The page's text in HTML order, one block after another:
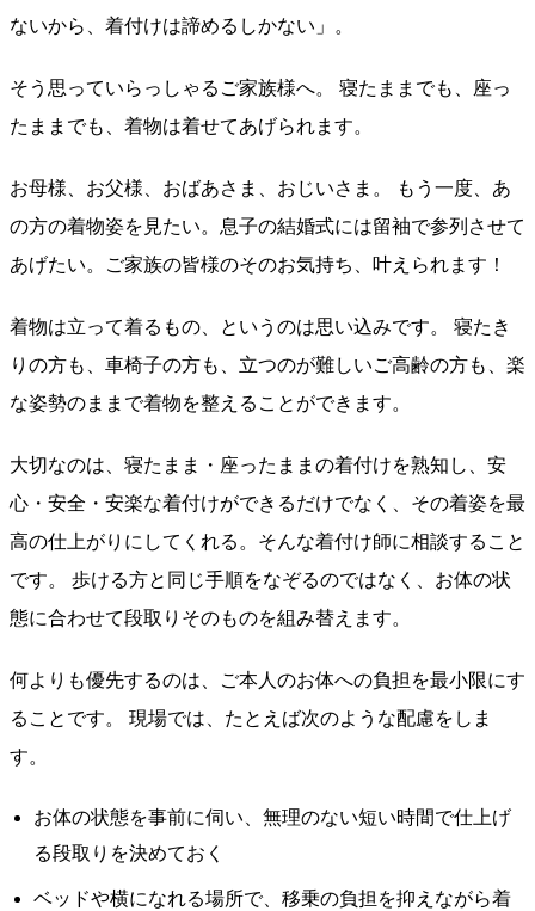
ないから、着付けは諦めるしかない」。
そう思っていらっしゃるご家族様へ。 寝たままでも、座っ
たままでも、着物は着せてあげられます。
お母様、お父様、おばあさま、おじいさま。 もう一度、あ
の方の着物姿を見たい。息子の結婚式には留袖で参列させて
あげたい。ご家族の皆様のそのお気持ち、叶えられます！
着物は立って着るもの、というのは思い込みです。 寝たき
りの方も、車椅子の方も、立つのが難しいご高齢の方も、楽
な姿勢のままで着物を整えることができます。
大切なのは、寝たまま・座ったままの着付けを熟知し、安
心・安全・安楽な着付けができるだけでなく、その着姿を最
高の仕上がりにしてくれる。そんな着付け師に相談すること
です。 歩ける方と同じ手順をなぞるのではなく、お体の状
態に合わせて段取りそのものを組み替えます。
何よりも優先するのは、ご本人のお体への負担を最小限にす
ることです。 現場では、たとえば次のような配慮をしま
す。
お体の状態を事前に伺い、無理のない短い時間で仕上げ
る段取りを決めておく
ベッドや横になれる場所で、移乗の負担を抑えながら着